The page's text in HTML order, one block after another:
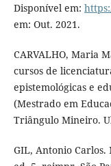
Disponível em:
em: Out. 2021.
CARVALHO, Maria
cursos de
epistemológicas e
(Mestrado em
Triângulo Mineiro.
GIL, Antonio Carlos.